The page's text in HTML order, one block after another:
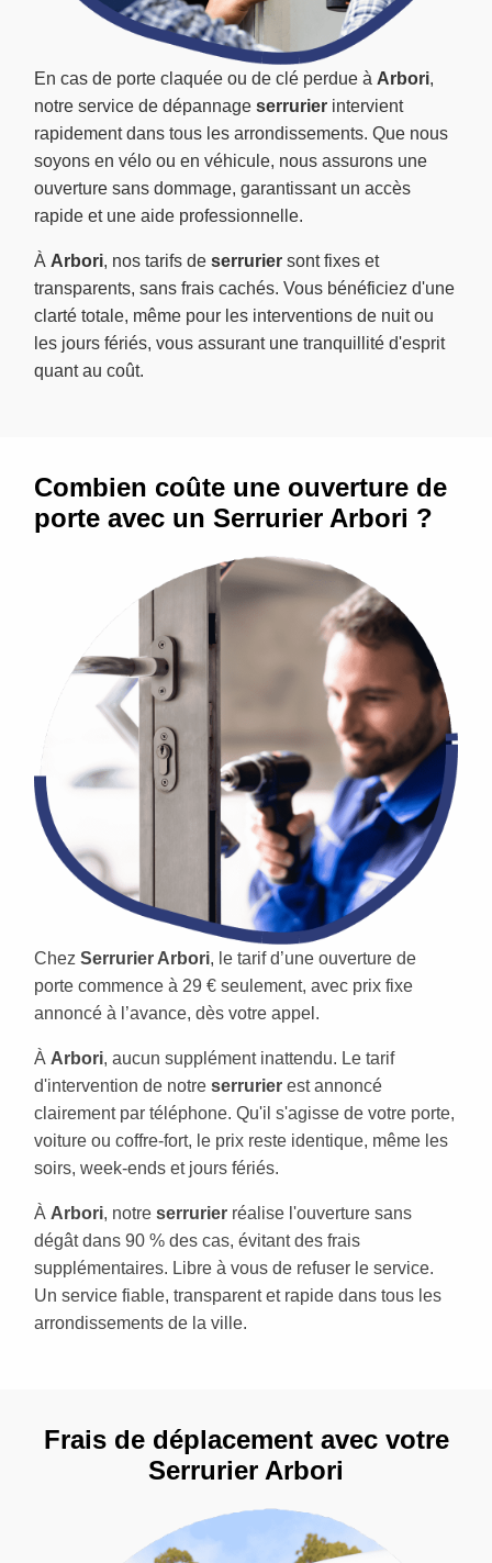
En cas de porte claquée ou de clé perdue à Arbori,
notre service de dépannage serrurier intervient
rapidement dans tous les arrondissements. Que nous
soyons en vélo ou en véhicule, nous assurons une
ouverture sans dommage, garantissant un accès
rapide et une aide professionnelle.
À Arbori, nos tarifs de serrurier sont fixes et
transparents, sans frais cachés. Vous bénéficiez d'une
clarté totale, même pour les interventions de nuit ou
les jours fériés, vous assurant une tranquillité d'esprit
quant au coût.
Combien coûte une ouverture de
porte avec un Serrurier Arbori ?
Chez Serrurier Arbori, le tarif d’une ouverture de
porte commence à 29 € seulement, avec prix fixe
annoncé à l’avance, dès votre appel.
À Arbori, aucun supplément inattendu. Le tarif
d'intervention de notre serrurier est annoncé
clairement par téléphone. Qu'il s'agisse de votre porte,
voiture ou coffre-fort, le prix reste identique, même les
soirs, week-ends et jours fériés.
À Arbori, notre serrurier réalise l'ouverture sans
dégât dans 90 % des cas, évitant des frais
supplémentaires. Libre à vous de refuser le service.
Un service fiable, transparent et rapide dans tous les
arrondissements de la ville.
Frais de déplacement avec votre
Serrurier Arbori